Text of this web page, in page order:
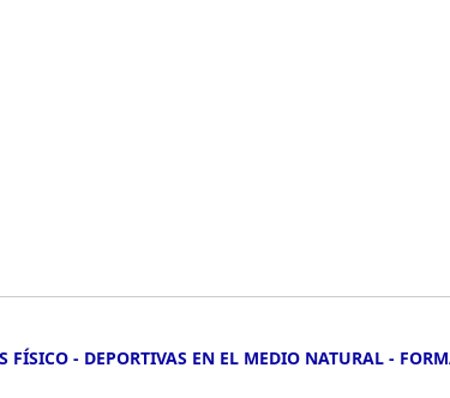
FÍSICO - DEPORTIVAS EN EL MEDIO NATURAL -